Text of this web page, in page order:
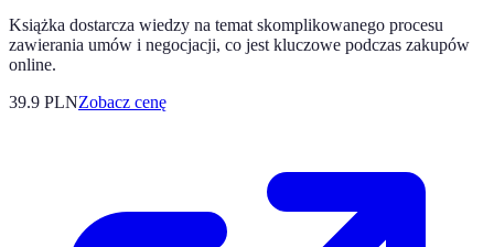
Książka dostarcza wiedzy na temat skomplikowanego procesu
zawierania umów i negocjacji, co jest kluczowe podczas zakupów
online.
39.9 PLNZobacz cenę